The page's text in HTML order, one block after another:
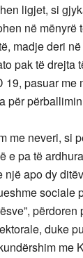
ligjet, si
në mënyrë
madje deri
pak të drejta
19, pasuar me
për
me neveri, si
e pa të
një apo dy
sociale
duke
me